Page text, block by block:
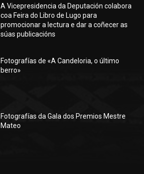
A Vicepresidencia da Deputación colabora
coa Feira do Libro de Lugo para
promocionar a lectura e dar a coñecer as
súas publicacións
Fotografías de «A Candeloria, o último
berro»
Fotografías da Gala dos Premios Mestre
Mateo